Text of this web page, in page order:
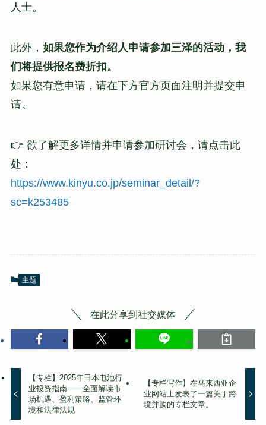
人士。
此外， 如果您作为介绍人申请参加三泽的活动，我
们将提供报名费折扣。
如果您有意申请，请在下方官方页面注明并提交申
请。
👉 欲了解更多详情并申请参加研讨会，请点击此
处：
https://www.kinyu.co.jp/seminar_detail/?
sc=k253485
主题
在此分享到社交媒体
【专栏】2025年日本电池行
业投资指南——全面解读市
场机遇、盈利策略、监管环
境和法律法规
【专栏写作】在马来西亚企
业网站上发表了一篇关于跨
境并购的专栏文章。